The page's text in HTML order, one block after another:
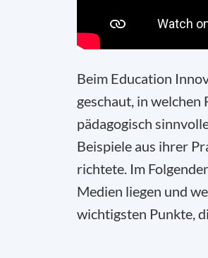
Beim Education
geschaut, in
pädagogisch
Beispiele aus ihrer
richtete. Im
Medien liegen und
wichtigsten Punkte,